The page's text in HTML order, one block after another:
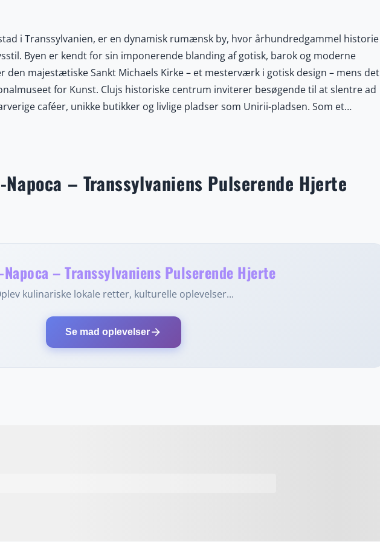
i Transsylvanien, er en dynamisk rumænsk by, hvor århundredgammel historie
Byen er kendt for sin imponerende blanding af gotisk, barok og moderne
majestætiske Sankt Michaels Kirke – et mesterværk i gotisk design – mens det
for Kunst. Clujs historiske centrum inviterer besøgende til at slentre ad
caféer, unikke butikker og livlige pladser som Unirii-pladsen. Som et
grænser kan naturelskere udforske Apuseni-bjergene med deres vandrestier,
besøge traditionelle landsbyer, der bevarer den autentiske transsylvanske
– Transsylvaniens Pulserende Hjerte
– Transsylvaniens Pulserende Hjerte
kulinariske lokale retter, kulturelle oplevelser...
Se mad oplevelserarrow_forward